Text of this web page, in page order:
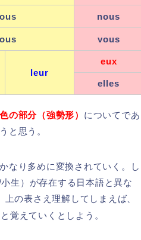
nous
vous
leur
eux
elles
の部分（強勢形） についてであ
と思う。
なり多めに変換されていく。し
生）が存在する日本語と異な
の表さえ理解してしまえば、
覚えていくとしよう。